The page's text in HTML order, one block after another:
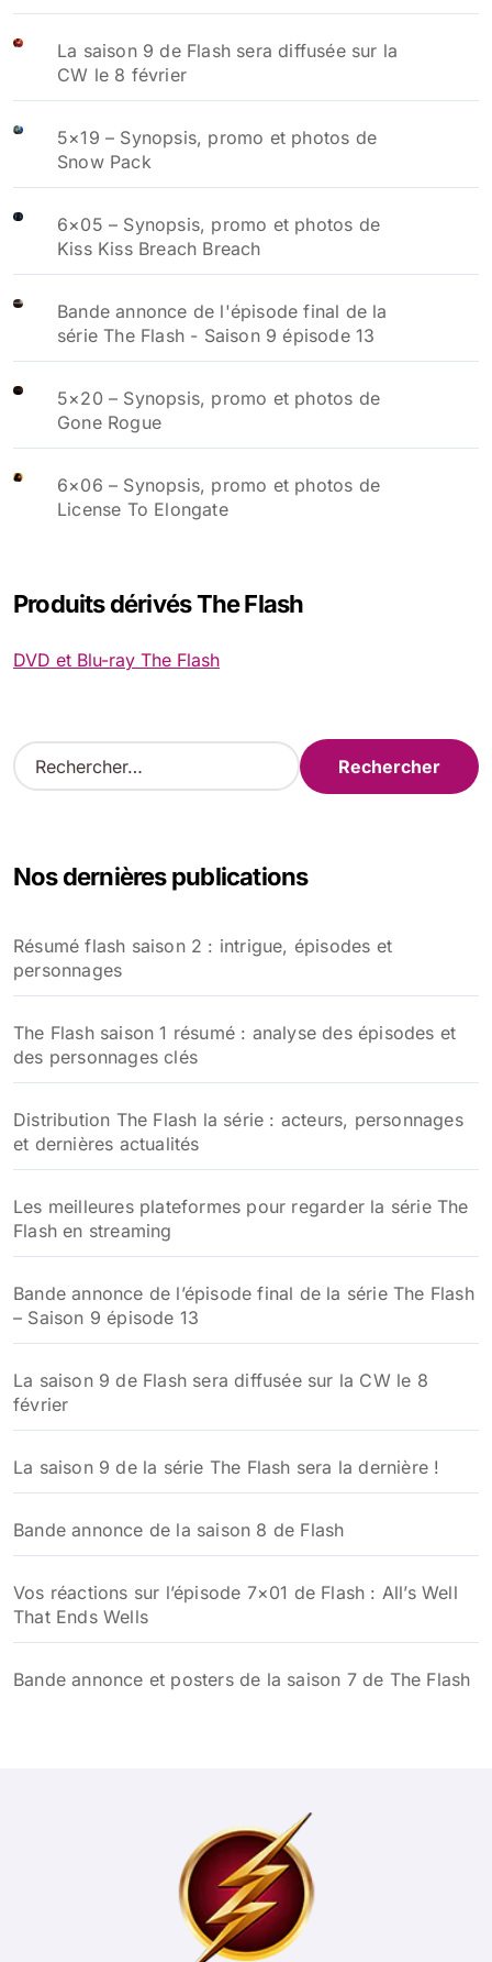
La saison 9 de Flash sera diffusée sur la
CW le 8 février
5×19 – Synopsis, promo et photos de
Snow Pack
6×05 – Synopsis, promo et photos de
Kiss Kiss Breach Breach
Bande annonce de l'épisode final de la
série The Flash - Saison 9 épisode 13
5×20 – Synopsis, promo et photos de
Gone Rogue
6×06 – Synopsis, promo et photos de
License To Elongate
Produits dérivés The Flash
DVD et Blu-ray The Flash
R
e
r
e
r
Nos dernières publications
Résumé flash saison 2 : intrigue, épisodes et
personnages
The Flash saison 1 résumé : analyse des épisodes et
des personnages clés
Distribution The Flash la série : acteurs, personnages
et dernières actualités
Les meilleures plateformes pour regarder la série The
Flash en streaming
Bande annonce de l’épisode final de la série The Flash
– Saison 9 épisode 13
La saison 9 de Flash sera diffusée sur la CW le 8
février
La saison 9 de la série The Flash sera la dernière !
Bande annonce de la saison 8 de Flash
Vos réactions sur l’épisode 7×01 de Flash : All’s Well
That Ends Wells
Bande annonce et posters de la saison 7 de The Flash